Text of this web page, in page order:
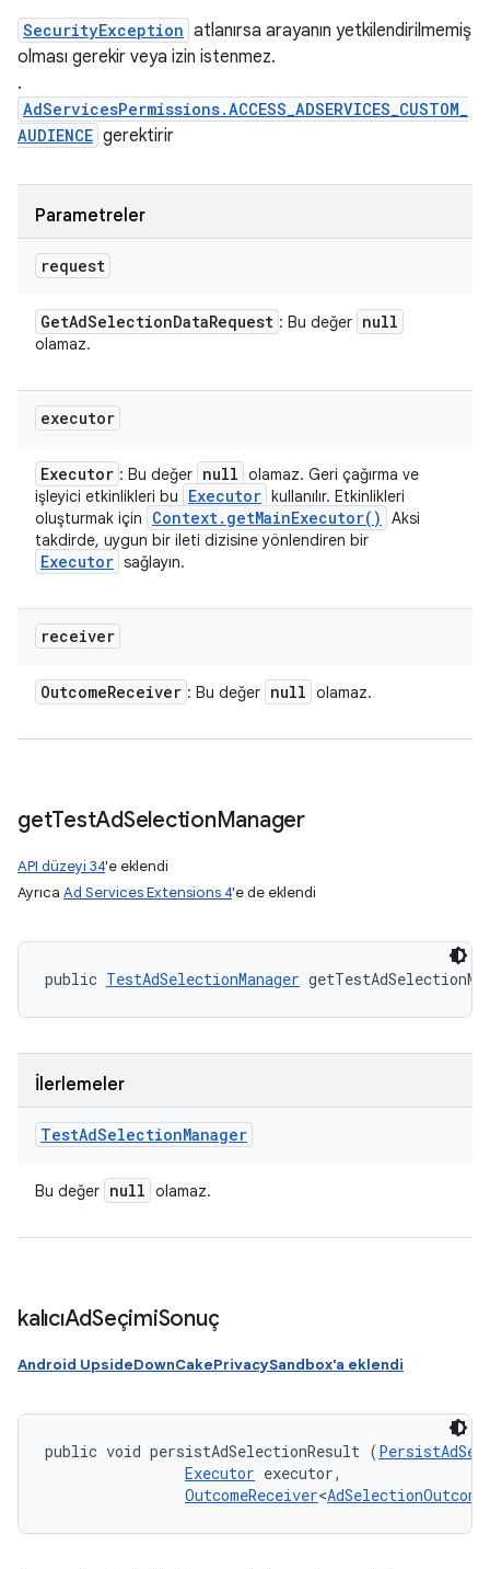
SecurityException atlanırsa arayanın yetkilendirilmemiş
olması gerekir veya izin istenmez.
.
AdServicesPermissions.ACCESS_ADSERVICES_CUSTOM_
AUDIENCE gerektirir
Parametreler
request
GetAdSelectionDataRequest : Bu değer null
olamaz.
executor
Executor : Bu değer null olamaz. Geri çağırma ve
işleyici etkinlikleri bu
Executor kullanılır. Etkinlikleri
oluşturmak için
Context. getMainExecutor( )
Aksi
takdirde, uygun bir ileti dizisine yönlendiren bir
Executor sağlayın.
receiver
OutcomeReceiver : Bu değer null olamaz.
getTestAdSelectionManager
API düzeyi 34'e eklendi
Ayrıca Ad Services Extensions 4'e de eklendi
public TestAdSelectionManager
İlerlemeler
TestAdSelectionManager
Bu değer null olamaz.
kalıcıAdSeçimiSonuç
Android UpsideDownCakePrivacySandbox'a eklendi
public void persistAdSelectionResult (
Executor executor,
OutcomeReceiver<AdSelectionOutcome